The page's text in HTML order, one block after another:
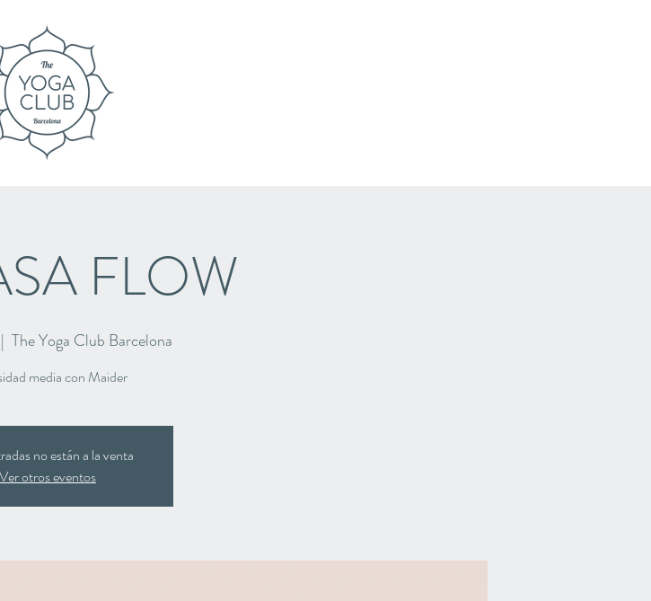
FLOW
The Yoga Club Barcelona
media con Maider
no están a la venta
Ver otros eventos